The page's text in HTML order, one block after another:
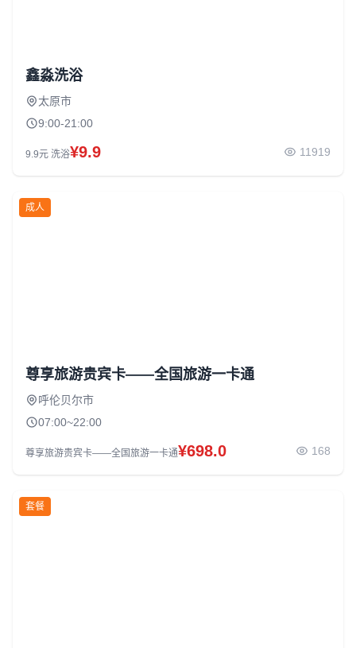
鑫淼洗浴
太原市
9:00-21:00
9.9元 洗浴¥9.9 11919
成人
尊享旅游贵宾卡——全国旅游一卡通
呼伦贝尔市
07:00~22:00
尊享旅游贵宾卡——全国旅游一卡通¥698.0 168
套餐